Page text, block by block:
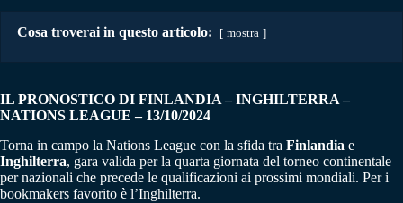
Cosa troverai in questo articolo: mostra
IL PRONOSTICO DI FINLANDIA – INGHILTERRA –
NATIONS LEAGUE – 13/10/2024
Torna in campo la Nations League con la sfida tra Finlandia e
Inghilterra, gara valida per la quarta giornata del torneo continentale
per nazionali che precede le qualificazioni ai prossimi mondiali. Per i
bookmakers favorito è l’Inghilterra.